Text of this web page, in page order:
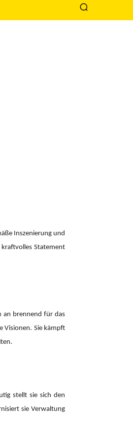
Inszenierung und
Statement
an brennend für das
Visionen. Sie kämpft
stellt sie sich den
sie Verwaltung